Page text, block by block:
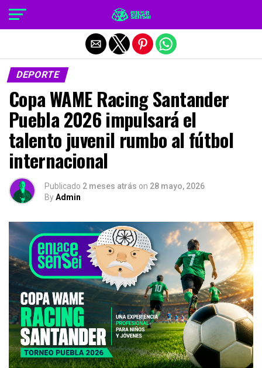
DEPORTE
Copa WAME Racing Santander
Puebla 2026 impulsará el
talento juvenil rumbo al fútbol
internacional
Publicado 2 meses atrás on 28 mayo, 2026
ByAdmin
Salir de la versión móvil